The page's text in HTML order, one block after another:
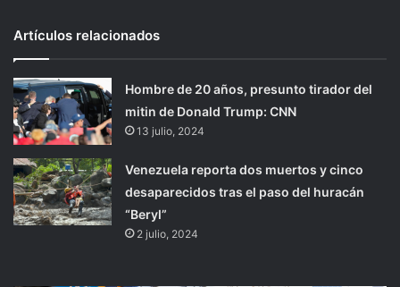
Artículos relacionados
Hombre de 20 años, presunto tirador del
mitin de Donald Trump: CNN
13 julio, 2024
Venezuela reporta dos muertos y cinco
desaparecidos tras el paso del huracán
“Beryl”
2 julio, 2024